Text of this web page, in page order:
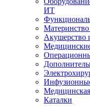
ИТ
Материнство
Акушерство
Каталки